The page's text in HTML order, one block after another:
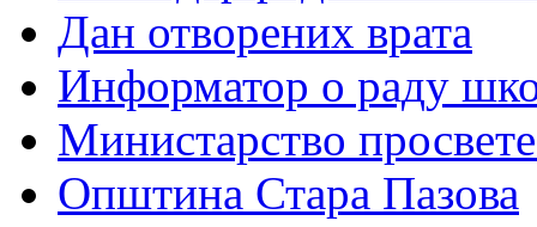
Дан отворених врата
Информатор о раду
Министарство
Општина Стара Пазова